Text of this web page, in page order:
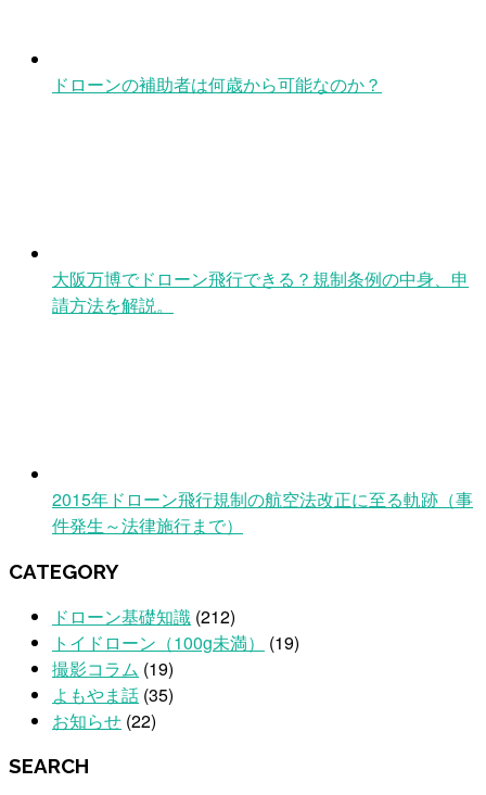
ドローンの補助者は何歳から可能なのか？
大阪万博でドローン飛行できる？規制条例の中身、申
請方法を解説。
2015年ドローン飛行規制の航空法改正に至る軌跡（事
件発生～法律施行まで）
CATEGORY
ドローン基礎知識 (212)
トイドローン（100g未満）
(19)
撮影コラム (19)
よもやま話 (35)
お知らせ (22)
SEARCH